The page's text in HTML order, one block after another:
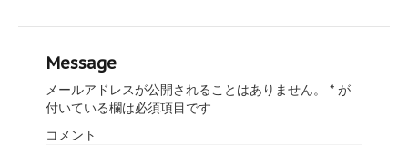
Message
メールアドレスが公開されることはありません。 * が
付いている欄は必須項目です
コメント